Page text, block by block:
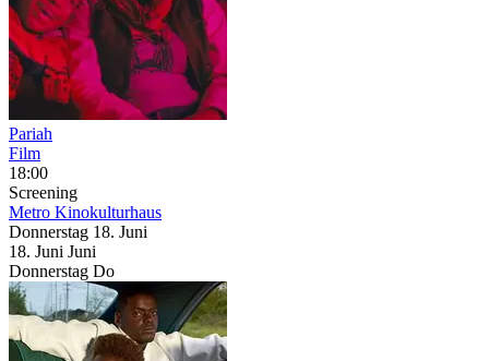
Pariah
Film
18:00
Screening
Metro Kinokulturhaus
Donnerstag 18. Juni
18. Juni Juni
Donnerstag Do